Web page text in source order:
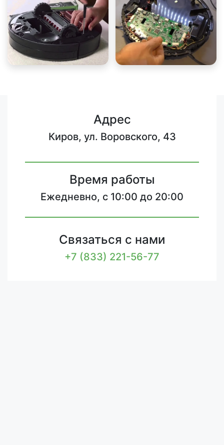
Адрес
Киров, ул. Воровского, 43
Время работы
Ежедневно, с 10:00 до 20:00
Связаться с нами
+7 (833) 221-56-77